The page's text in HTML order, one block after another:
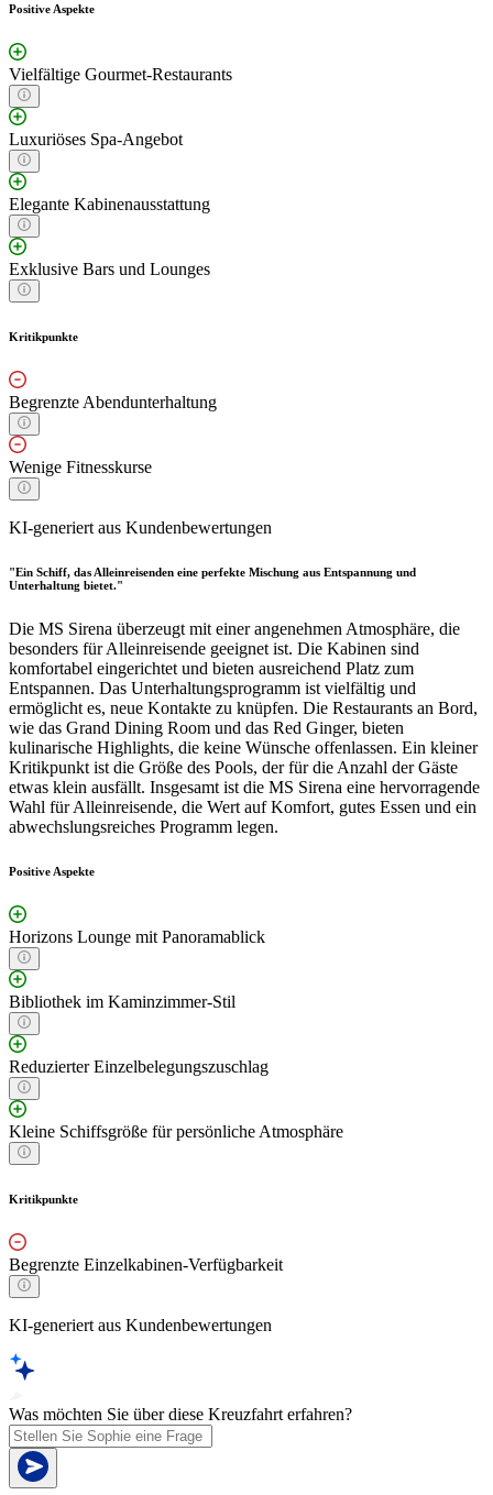
Positive Aspekte
Vielfältige Gourmet-Restaurants
Luxuriöses Spa-Angebot
Elegante Kabinenausstattung
Exklusive Bars und Lounges
Kritikpunkte
Begrenzte Abendunterhaltung
Wenige Fitnesskurse
KI-generiert aus Kundenbewertungen
"Ein Schiff, das Alleinreisenden eine perfekte Mischung aus Entspannung und
Unterhaltung bietet."
Die MS Sirena überzeugt mit einer angenehmen Atmosphäre, die
besonders für Alleinreisende geeignet ist. Die Kabinen sind
komfortabel eingerichtet und bieten ausreichend Platz zum
Entspannen. Das Unterhaltungsprogramm ist vielfältig und
ermöglicht es, neue Kontakte zu knüpfen. Die Restaurants an Bord,
wie das Grand Dining Room und das Red Ginger, bieten
kulinarische Highlights, die keine Wünsche offenlassen. Ein kleiner
Kritikpunkt ist die Größe des Pools, der für die Anzahl der Gäste
etwas klein ausfällt. Insgesamt ist die MS Sirena eine hervorragende
Wahl für Alleinreisende, die Wert auf Komfort, gutes Essen und ein
abwechslungsreiches Programm legen.
Positive Aspekte
Horizons Lounge mit Panoramablick
Bibliothek im Kaminzimmer-Stil
Reduzierter Einzelbelegungszuschlag
Kleine Schiffsgröße für persönliche Atmosphäre
Kritikpunkte
Begrenzte Einzelkabinen-Verfügbarkeit
KI-generiert aus Kundenbewertungen
Was möchten Sie über diese Kreuzfahrt erfahren?